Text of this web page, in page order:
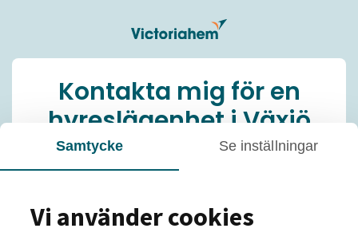
Samtycke Se inställningar
Vi använder cookies
Kontakta mig för en
hyreslägenhet i Växjö
Jag söker hyreslägenhet i Växjö och är intresserad
av att veta mer, och vill bli kontaktad.
Namn*